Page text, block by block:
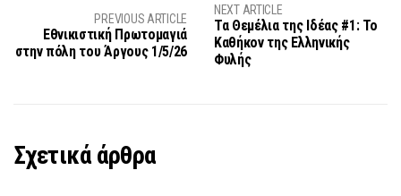
PREVIOUS ARTICLE
Εθνικιστική Πρωτομαγιά
στην πόλη του Άργους 1/5/26
NEXT ARTICLE
Τα Θεμέλια της Ιδέας #1: Το
Καθήκον της Ελληνικής
Φυλής
Σχετικά άρθρα